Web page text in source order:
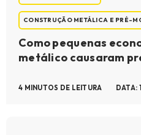
CONSTRUÇÃO METÁLICA E PRÉ-
Como pequenas
metálico causaram
4 MINUTOS DE LEITURA DATA: